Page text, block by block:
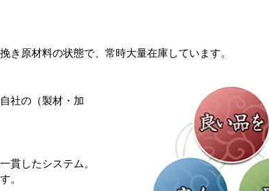
き原材料の状態で、常時大量在庫しています。
社の（製材・加
貫したシステム。
。